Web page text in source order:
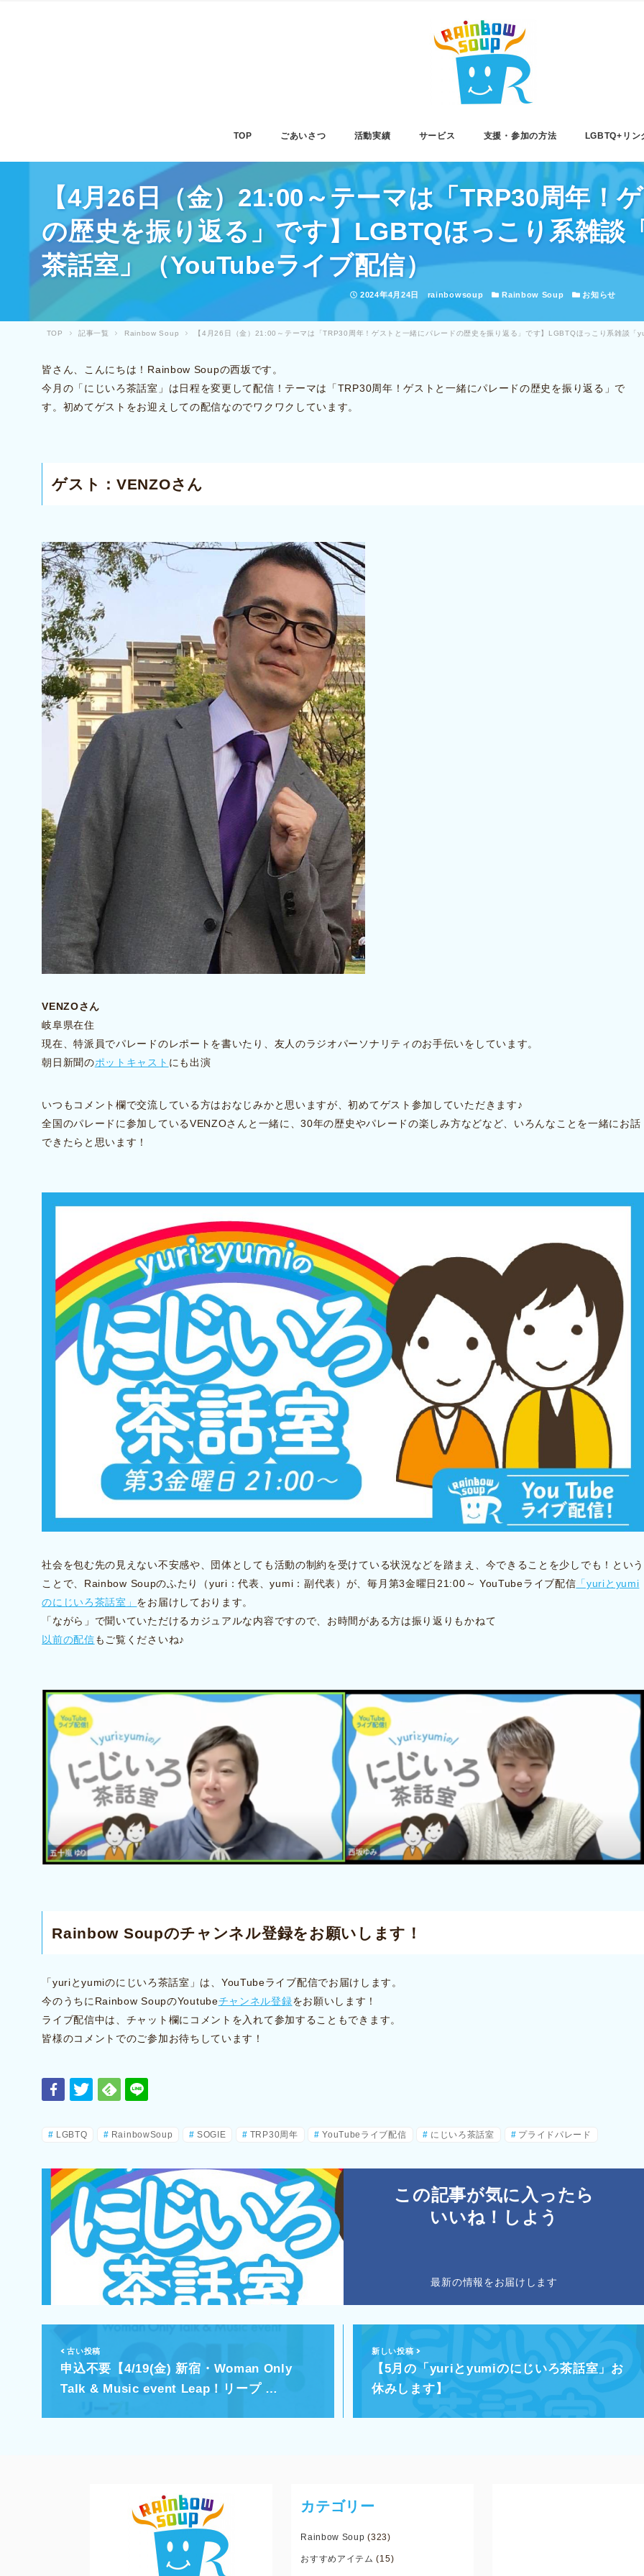
TOP ごあいさつ 活動実績 サービス 支援・参加の方法 LGBTQ+リン
【4月26日（金）21:00～テーマは「TRP30周年！
の歴史を振り返る」です】LGBTQほっこり系雑
茶話室」（YouTubeライブ配信）
投稿日
2024年4月24日 著者
rainbowsoup カテゴリー
Rainbow Soup カテゴリー
お知らせ
TOP 記事一覧 Rainbow Soup 【4月26日（金）21:00～テーマは「TRP30周年！ゲストと一緒にパレードの歴史を振り返る」です】LGBTQほっこり系雑談
皆さん、こんにちは！Rainbow Soupの西坂です。
今月の「にじいろ茶話室」は日程を変更して配信！テーマは「TRP30周年！ゲストと一緒にパレードの歴史を振り返る」で
す。初めてゲストをお迎えしての配信なのでワクワクしています。
ゲスト：VENZOさん
VENZOさん
岐阜県在住
現在、特派員でパレードのレポートを書いたり、友人のラジオパーソナリティのお手伝いをしています。
朝日新聞のポットキャスト にも出演
いつもコメント欄で交流している方はおなじみかと思いますが、初めてゲスト参加していただきます♪
全国のパレードに参加しているVENZOさんと一緒に、30年の歴史やパレードの楽しみ方などなど、いろんなことを一緒にお話
できたらと思います！
社会を包む先の見えない不安感や、団体としても活動の制約を受けている状況などを踏まえ、今できることを少しでも！という
ことで、Rainbow Soupのふたり（yuri：代表、yumi：副代表）が、毎月第3金曜日21:00～ YouTubeライブ配信 「yuriとyumi
のにじいろ茶話室」 をお届けしております。
「ながら」で聞いていただけるカジュアルな内容ですので、お時間がある方は振り返りもかねて
以前の配信もご覧くださいね♪
Rainbow Soupのチャンネル登録をお願いします！
「yuriとyumiのにじいろ茶話室」は、YouTubeライブ配信でお届けします。
今のうちにRainbow SoupのYoutubeチャンネル登録をお願いします！
ライブ配信中は、チャット欄にコメントを入れて参加することもできます。
皆様のコメントでのご参加お待ちしています！
LGBTQ RainbowSoup SOGIE TRP30周年 YouTubeライブ配信 にじいろ茶話室 プライドパレード
この記事が気に入ったら
いいね！しよう
最新の情報をお届けします
古い投稿
申込不要【4/19(金) 新宿・Woman Only
Talk & Music event Leap！リープ …
新しい投稿
【5月の「yuriとyumiのにじいろ茶話室」お
休みします】
カテゴリー
Rainbow Soup (323)
おすすめアイテム (15)